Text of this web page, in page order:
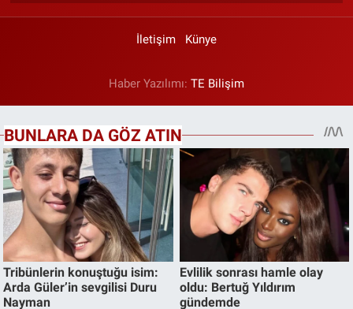
İletişim Künye
Haber Yazılımı: TE Bilişim